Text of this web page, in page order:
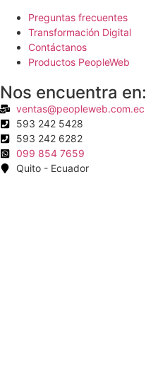
Preguntas frecuentes
Transformación Digital
Contáctanos
Productos PeopleWeb
Nos encuentra en:
ventas@peopleweb.com.ec
593 242 5428
593 242 6282
099 854 7659
Quito - Ecuador